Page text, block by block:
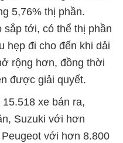
5,76% thị phần.
sắp tới, có thể thị phần
hẹp đi cho đến khi dải
rộng hơn, đồng thời
được giải quyết.
xe bán ra,
Suzuki với hơn
với hơn 8.800